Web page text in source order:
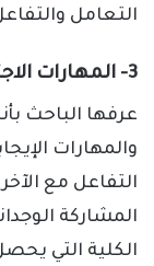
التعامل
3- المهارات الاجتماعية Social skills
عرفها الباحث
والمهارات
التفاعل مع
المشاركة
الكلية التي